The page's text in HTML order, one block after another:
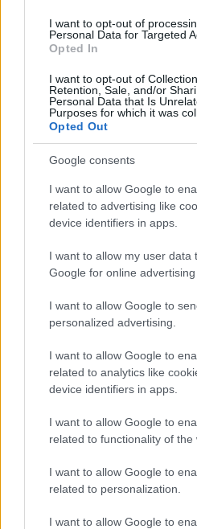
I want to opt-out of
Personal Data for Targeted
Opted In
I want to opt-out of
Retention, Sale, and/or
Personal Data that Is
Purposes for which it was
Opted Out
Google consents
I want to allow Google to
related to advertising like
device identifiers in apps.
I want to allow my user data
Google for online advertising
I want to allow Google to
personalized advertising.
I want to allow Google to
related to analytics like
device identifiers in apps.
I want to allow Google to
related to functionality of the
I want to allow Google to
related to personalization.
I want to allow Google to
PIÙ LETTI
palinsesto sportivo del 3
Lara Gut: stipendio e
Linci Rugby Club Milano: la
atlete che ha scelto
A quanto ammonta il
Pellegrini? Lo stipendio
Dai Knicks ai campionati di
hanno fatto storia
Sportmagazine: notizie,
calcio, basket, tennis, ciclismo,
MotoGP e Olimpiadi. Le ultime
interviste ai protagonisti e i
le discipline che fanno